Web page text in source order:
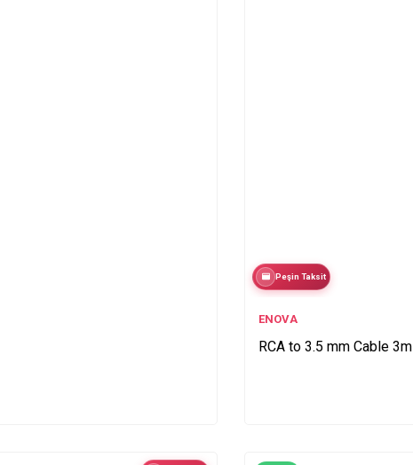
Peşin Taksit
ENOVA
RCA to 3.5 mm Cable 3m